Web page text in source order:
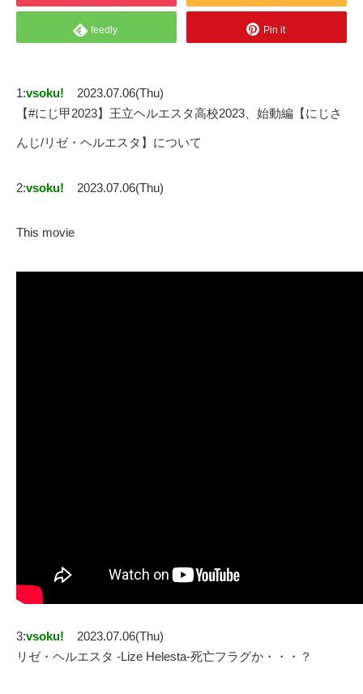
feedly Pin it
1:vsoku!
2023.07.06(Thu)
【#にじ甲2023】王立ヘルエスタ高校2023、始動編【にじさ
んじ/リゼ・ヘルエスタ】について
2:vsoku! 2023.07.06(Thu)
This movie
3:vsoku!
2023.07.06(Thu)
リゼ・ヘルエスタ -Lize Helesta-死亡フラグか・・・？